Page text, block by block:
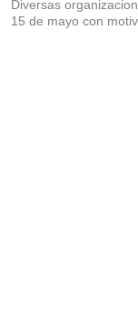
Diversas
15 de mayo con